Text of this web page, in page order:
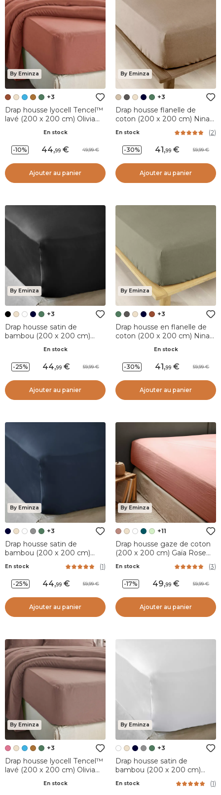
By Eminza
+3
Drap housse lyocell Tencel™
lavé (200 x 200 cm) Olivia
En stock
-10% 44,99 49,99
Ajouter au panier
By Eminza
+3
Drap housse flanelle de
coton (200 x 200 cm) Nina
En stock (2)
-30% 41,99 59,99
Ajouter au panier
By Eminza
+3
Drap housse satin de
bambou (200 x 200 cm)
En stock
-25% 44,99 59,99
Ajouter au panier
By Eminza
+3
Drap housse en flanelle de
coton (200 x 200 cm) Nina
En stock
-30% 41,99 59,99
Ajouter au panier
By Eminza
+3
Drap housse satin de
bambou (200 x 200 cm)
En stock (1)
-25% 44,99 59,99
Ajouter au panier
By Eminza
+11
Drap housse gaze de coton
(200 x 200 cm) Gaïa Rose
En stock (3)
-17% 49,99 59,99
Ajouter au panier
By Eminza
+3
Drap housse lyocell Tencel™
lavé (200 x 200 cm) Olivia
En stock
By Eminza
+3
Drap housse satin de
bambou (200 x 200 cm)
En stock (1)